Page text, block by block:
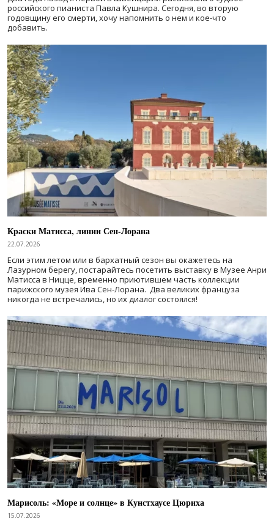
российского пианиста Павла Кушнира. Сегодня, во вторую
годовщину его смерти, хочу напомнить о нем и кое-что
добавить.
Краски Матисса, линии Сен-Лорана
22.07.2026
Если этим летом или в бархатный сезон вы окажетесь на
Лазурном берегу, постарайтесь посетить выставку в Музее Анри
Матисса в Ницце, временно приютившем часть коллекции
парижского музея Ива Сен-Лорана. Два великих француза
никогда не встречались, но их диалог состоялся!
Марисоль: «Море и солнце» в Кунстхаусе Цюриха
15.07.2026